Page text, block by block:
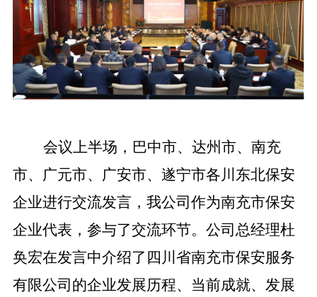
会议上半场，巴中市、达州市、南充
市、广元市、广安市、遂宁市各川东北保安
企业进行交流发言，我公司作为南充市保安
企业代表，参与了交流环节。公司总经理杜
奂宏在发言中介绍了四川省南充市保安服务
有限公司的企业发展历程、当前成就、发展